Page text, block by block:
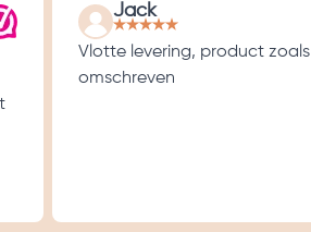
Jack
Vlotte levering, product zoals
omschreven